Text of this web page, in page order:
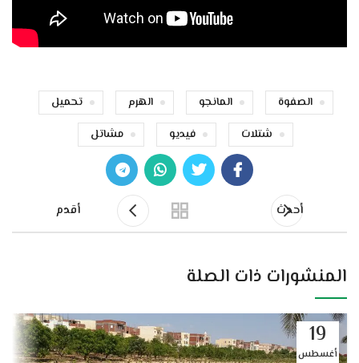
الصفوة المانجو الهرم
تحميل
شتلات
فيديو مشاتل
أحدث أقدم
المنشورات ذات الصلة
19
أغسطس